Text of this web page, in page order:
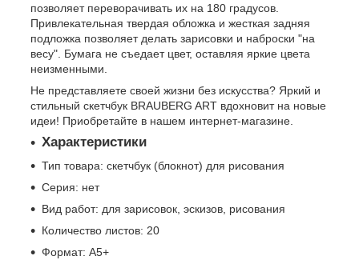
позволяет переворачивать их на 180 градусов.
Привлекательная твердая обложка и жесткая задняя
подложка позволяет делать зарисовки и наброски "на
весу". Бумага не съедает цвет, оставляя яркие цвета
неизменными.
Не представляете своей жизни без искусства? Яркий и
стильный скетчбук BRAUBERG ART вдохновит на новые
идеи! Приобретайте в нашем интернет-магазине.
Характеристики
Тип товара: скетчбук (блокнот) для рисования
Серия: нет
Вид работ: для зарисовок, эскизов, рисования
Количество листов: 20
Формат: А5+